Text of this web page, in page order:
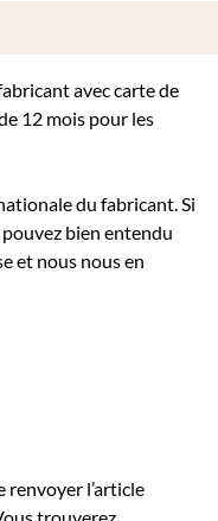
avec carte de
12 mois pour les
du fabricant. Si
bien entendu
et nous nous en
renvoyer l’article
trouverez